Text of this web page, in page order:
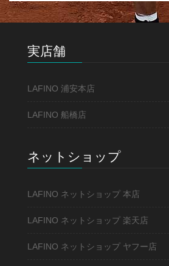
実店舗
LAFINO 浦安本店
LAFINO 船橋店
ネットショップ
LAFINO ネットショップ 本店
LAFINO ネットショップ 楽天店
LAFINO ネットショップ ヤフー店